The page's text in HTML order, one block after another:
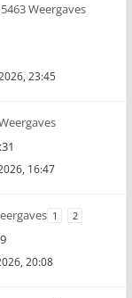
Weergaves
23:45
16:47
1 2
20:08